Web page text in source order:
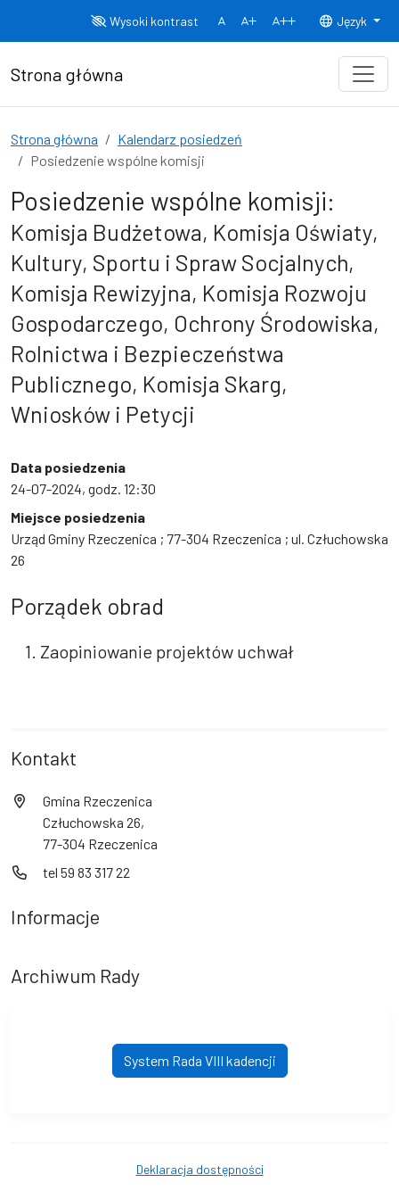
Wysoki kontrast
Normalny rozmiar czcionki
Rozmiar czcionki 150% Rozmiar
Język
Strona główna
Strona główna
Kalendarz posiedzeń
Posiedzenie wspólne komisji
Posiedzenie wspólne komisji:
Komisja Budżetowa, Komisja Oświaty,
Kultury, Sportu i Spraw Socjalnych,
Komisja Rewizyjna, Komisja Rozwoju
Gospodarczego, Ochrony Środowiska,
Rolnictwa i Bezpieczeństwa
Publicznego, Komisja Skarg,
Wniosków i Petycji
Data posiedzenia
24-07-2024, godz. 12:30
Miejsce posiedzenia
Urząd Gminy Rzeczenica ; 77-304 Rzeczenica ; ul. Człuchowska
26
Porządek obrad
1. Zaopiniowanie projektów uchwał
Kontakt
Gmina Rzeczenica
Człuchowska 26,
77-304 Rzeczenica
tel 59 83 317 22
Informacje
Archiwum Rady
System Rada VIII kadencji
Deklaracja dostępności